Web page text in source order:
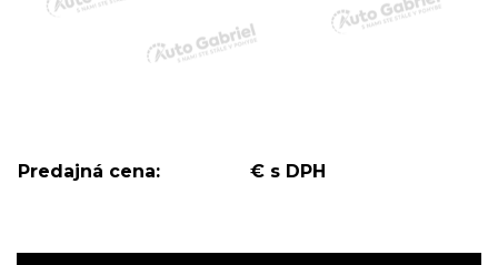
Predajná cena: € s DPH